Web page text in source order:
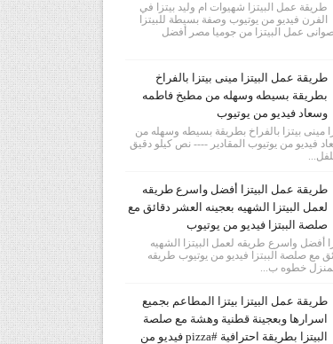
طريقة عمل البيتزا شهيوات ام وليد بيتزا في
الفرن فيديو من يوتيوب وصفة بسيطة للبيتزا
عمل البيتزا من جوميا مصر أفضل
طريقة عمل البيتزا مينى بيتزا بالفراخ
بطريقة بسيطه وسهله من مطبخ فاطمه
وسعاد فيديو من يوتيوب
مينى بيتزا بالفراخ بطريقة بسيطه وسهله من
فيديو من يوتيوب المقادير ---- نص كيلو دقيق
طريقة عمل البيتزا أفضل واسرع طريقه
لعمل البيتزا الشهيه بعجينه العشر دقائق مع
صلصة الببتزا فيديو من يوتيوب
أفضل واسرع طريقه لعمل البيتزا الشهيه
مع صلصة الببتزا فيديو من يوتيوب طريقه
خطوه ب...
طريقة عمل البيتزا بيتزا المطاعم بجميع
اسرارها وبعجينة قطنية وهشة مع صلصة
البيتزا بطريقة احترافية #pizza فيديو من